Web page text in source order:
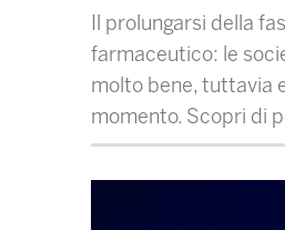
Il prolungarsi della
farmaceutico: le
molto bene, tuttavia
momento. Scopri di